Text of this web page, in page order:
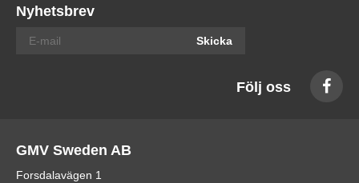
Nyhetsbrev
Skicka
Följ oss
GMV Sweden AB
Forsdalavägen 1